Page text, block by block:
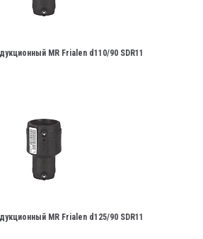
MR Frialen d110/90 SDR11
MR Frialen d125/90 SDR11